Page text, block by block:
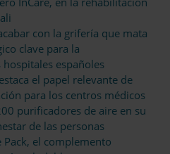
con la grifería que mata
clave para la
españoles
el papel relevante de
para los centros médicos
purificadores de aire en su
de las personas
el complemento